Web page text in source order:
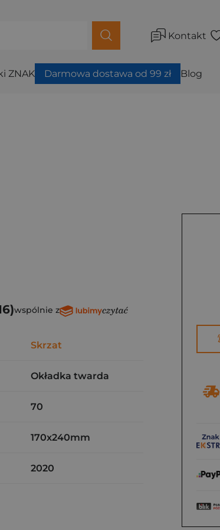
Kontakt
ZNAK Darmowa dostawa od 99 zł Blog
wspólnie z
Skrzat
Okładka twarda
70
170x240mm
2020